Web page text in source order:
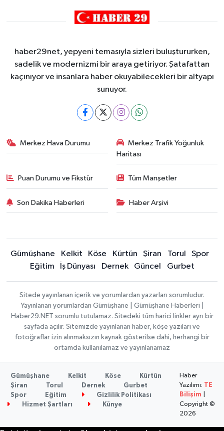
haber29net, yepyeni temasıyla sizleri buluştururken,
sadelik ve modernizmi bir araya getiriyor. Şatafattan
kaçınıyor ve insanlara haber okuyabilecekleri bir altyapı
sunuyor.
Merkez Hava Durumu
Merkez Trafik Yoğunluk
Haritası
Puan Durumu ve Fikstür Tüm Manşetler
Son Dakika Haberleri Haber Arşivi
Gümüşhane Kelkit Köse Kürtün Şiran Torul
Spor
Eğitim
İş Dünyası Dernek Güncel Gurbet
Sitede yayınlanan içerik ve yorumlardan yazarları sorumludur.
Yayınlanan yorumlardan Gümüşhane | Gümüşhane Haberleri |
Haber29.NET sorumlu tutulamaz. Sitedeki tüm harici linkler ayrı bir
sayfada açılır. Sitemizde yayınlanan haber, köşe yazıları ve
fotoğraflar izin alınmaksızın kaynak gösterilse dahi, herhangi bir
ortamda kullanılamaz ve yayınlanamaz
Gümüşhane Kelkit Köse
Kürtün
Şiran
Torul Dernek
Gurbet
Spor
Eğitim
Gizlilik Politikası
Hizmet Şartları
Künye
Haber
Yazılımı: TE
Bilişim
Copyright ©
2026